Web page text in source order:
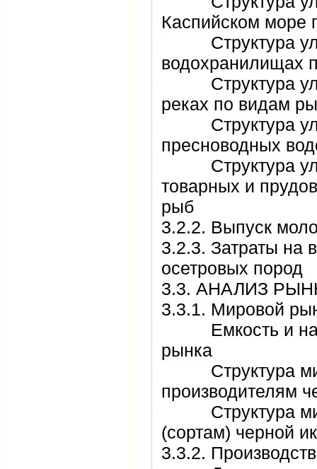
Каспийском
Структура
Структура
реках по видам
Структура
пресноводных
Структура
товарных и
рыб
3.2.2. Выпуск
3.2.3. Затраты на
осетровых
3.3. АНАЛИЗ
3.3.1. Мировой
Емкость и
рынка
Структура
Структура
(сортам)
3.3.2.